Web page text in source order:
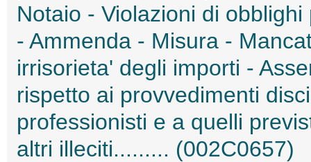
Notaio - Violazioni di
- Ammenda - Misura -
irrisorieta' degli importi -
rispetto ai provvedimenti
professionisti e a quelli
altri illeciti......... (002C0657)